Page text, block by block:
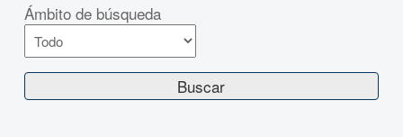
Ámbito de búsqueda